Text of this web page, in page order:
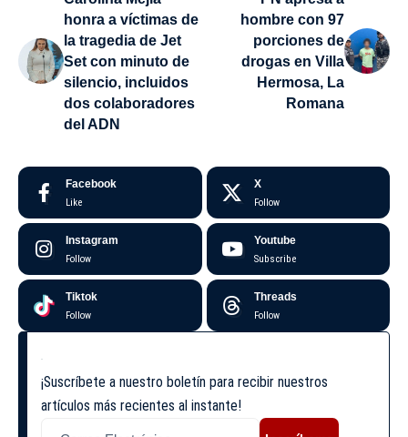
honra a víctimas de
la tragedia de Jet
Set con minuto de
silencio, incluidos
dos colaboradores
del ADN
hombre con 97
porciones de
drogas en Villa
Hermosa, La
Romana
Facebook
Like
X
Follow
Instagram
Follow
Youtube
Subscribe
Tiktok
Follow
Threads
Follow
¡Suscríbete a nuestro boletín para recibir nuestros
artículos más recientes al instante!